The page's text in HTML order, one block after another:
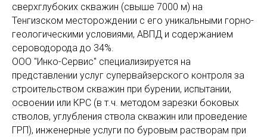
сверхглубоких скважин (свыше 7000 м) на
Тенгизском месторождении с его уникальными горно-
геологическими условиями, АВПД и содержанием
сероводорода до 34%.
ООО "Инко-Сервис" специализируется на
представлении услуг супервайзерского контроля за
строительством скважин при бурении, испытании,
освоении или КРС (в т.ч. методом зарезки боковых
стволов, углубления ствола скважин или проведение
ГРП), инженерные услуги по буровым растворам при